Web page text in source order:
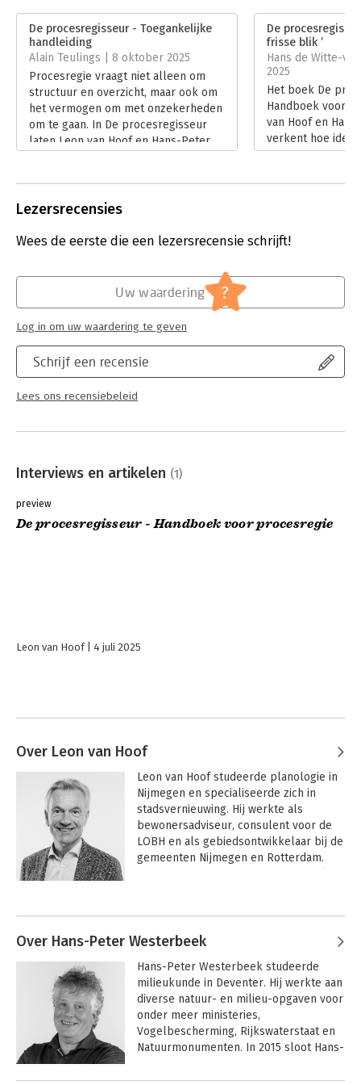
Verschijningsdatum:
24-6-2025
Hoofdrubriek: Strategisch management
De procesregisseur - Toegankelijke
handleiding
Alain Teulings | 8 oktober 2025
Procesregie vraagt niet alleen om
structuur en overzicht, maar ook om
het vermogen om met onzekerheden
om te gaan. In De procesregisseur
laten Leon van Hoof en Hans-Peter
in maakbaarheidsdenken. In zijn
kracht en grenzen van hun
De
frisse blik ’
Hans de Witte-
2025
Het boek De
Handboek voor
van Hoof en
verkent hoe
processen en
mist soms
Mierlé.
Lees verder
Lezersrecensies
Wees de eerste die een lezersrecensie schrijft!
Schrijf een recensie
Lees ons recensiebeleid
Uw waardering ?
Log in om uw waardering te geven
Interviews en artikelen (1)
preview
De procesregisseur - Handboek voor procesregie
Leon van Hoof 4 juli 2025
Over Leon van Hoof
Leon van Hoof studeerde planologie in
Nijmegen en specialiseerde zich in
stadsvernieuwing. Hij werkte als
bewonersadviseur, consulent voor de
LOBH en als gebiedsontwikkelaar bij de
gemeenten Nijmegen en Rotterdam.
ministeries.
Geschoold in MGA in Harvard past Leon
graag de kennis van verbindend
onderhandelen toe in gebiedsopgaven.
De laatste jaren specialiseerde Leon
zich verder in leer-en
ontwikkeltrajecten planmatig werken
Over Hans-Peter Westerbeek
Hans-Peter Westerbeek studeerde
milieukunde in Deventer. Hij werkte aan
diverse natuur- en milieu-opgaven voor
onder meer ministeries,
Vogelbescherming, Rijkswaterstaat en
Natuurmonumenten. In 2015 sloot Hans-
verder specialiseerde in planmatig